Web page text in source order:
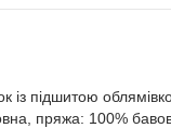
із підшитою
пряжа: 100%